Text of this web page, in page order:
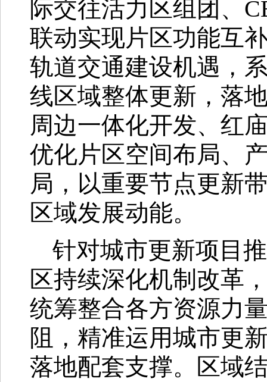
际交往活力区组团、
联动实现片区功能互
轨道交通建设机遇，
线区域整体更新，落
周边一体化开发、红
优化片区空间布局、
局，以重要节点更新
区域发展动能。
针对城市更新项目
区持续深化机制改革
统筹整合各方资源力
阻，精准运用城市更
落地配套支撑。区域